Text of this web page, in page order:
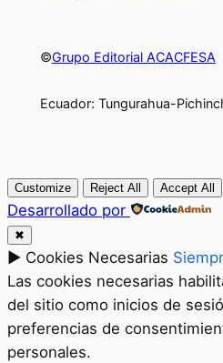
©Grupo Editorial ACACFESA
Ecuador: Tungurahua-
Customize Reject All Accept All
Desarrollado por
✖
► Cookies Necesarias
Las cookies necesarias
del sitio como inicios de
preferencias de
personales.